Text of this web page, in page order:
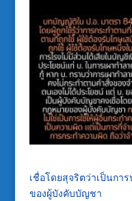
เชื่อโดยสุจริตว่าเป็นกา
ของผู้บังคับบัญชา